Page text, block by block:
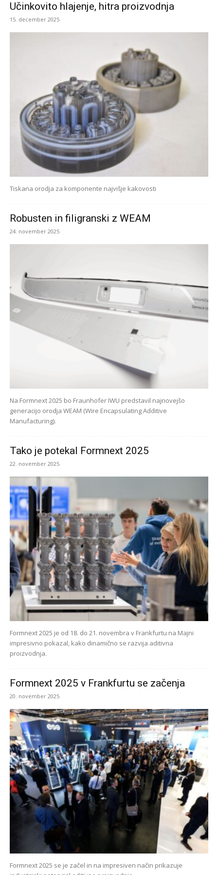
Učinkovito hlajenje, hitra proizvodnja
15. december 2025
Tiskana orodja za komponente najvišje kakovosti
Robusten in filigranski z WEAM
24. november 2025
Na Formnext 2025 bo Fraunhofer IWU predstavil najnovejšo
generacijo orodja WEAM (Wire Encapsulating Additive
Manufacturing).
Tako je potekal Formnext 2025
22. november 2025
Formnext 2025 je od 18. do 21. novembra v Frankfurtu na Majni
impresivno pokazal, kako dinamično se razvija aditivna
proizvodnja.
Formnext 2025 v Frankfurtu se začenja
20. november 2025
Formnext 2025 se je začel in na impresiven način prikazuje